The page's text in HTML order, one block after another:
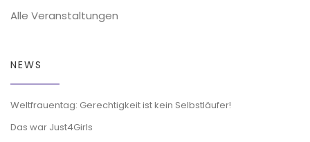
Alle Veranstaltungen
NEWS
Weltfrauentag: Gerechtigkeit ist kein Selbstläufer!
Das war Just4Girls